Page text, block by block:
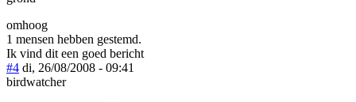
omhoog
1 mensen hebben gestemd.
Ik vind dit een goed bericht
#4 di, 26/08/2008 - 09:41
birdwatcher